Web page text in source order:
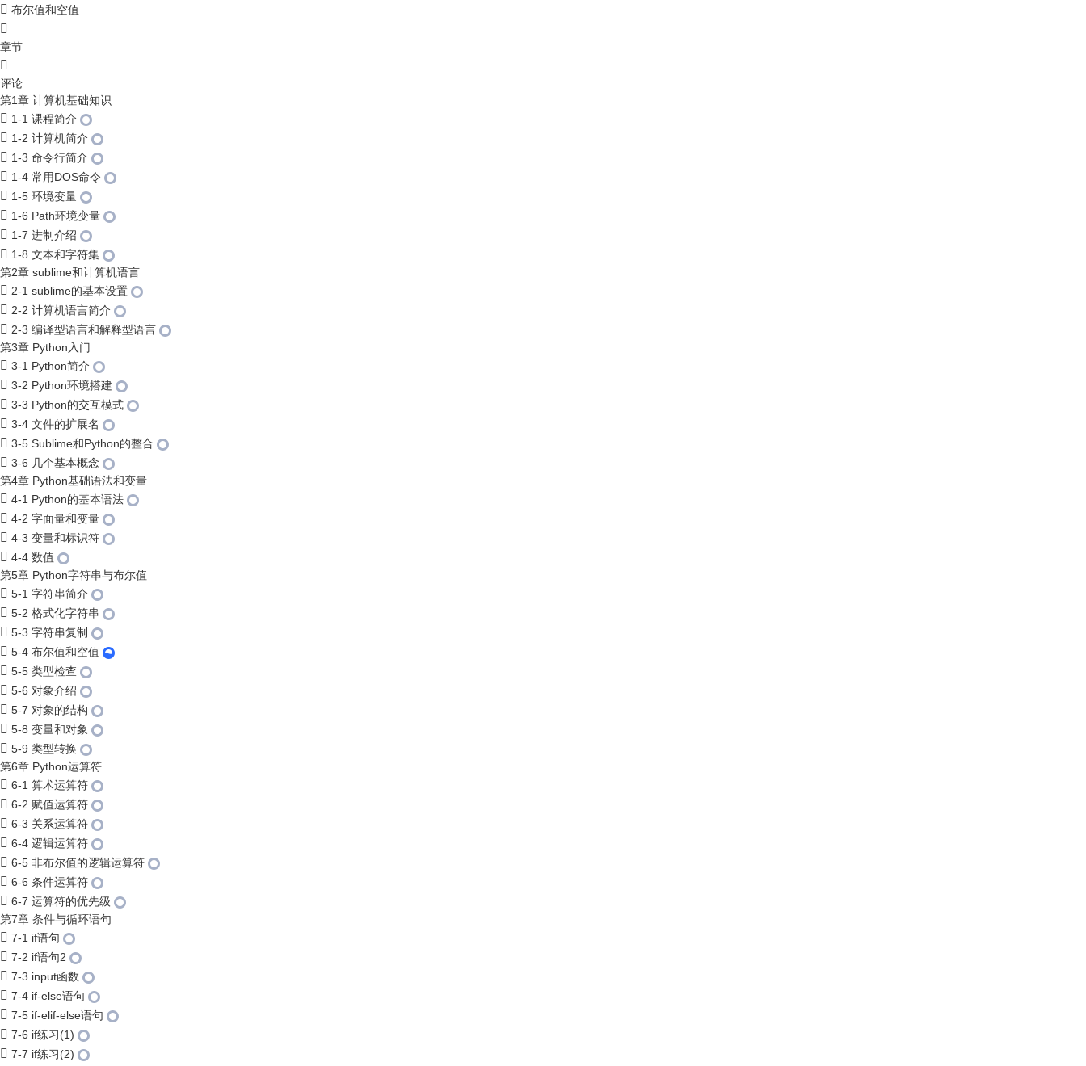
布尔值和空值
章节
评论
第1章 计算机基础知识
1-1 课程简介
1-2 计算机简介
1-3 命令行简介
1-4 常用DOS命令
1-5 环境变量
1-6 Path环境变量
1-7 进制介绍
1-8 文本和字符集
第2章 sublime和计算机语言
2-1 sublime的基本设置
2-2 计算机语言简介
2-3 编译型语言和解释型语言
第3章 Python入门
3-1 Python简介
3-2 Python环境搭建
3-3 Python的交互模式
3-4 文件的扩展名
3-5 Sublime和Python的整合
3-6 几个基本概念
第4章 Python基础语法和变量
4-1 Python的基本语法
4-2 字面量和变量
4-3 变量和标识符
4-4 数值
第5章 Python字符串与布尔值
5-1 字符串简介
5-2 格式化字符串
5-3 字符串复制
5-4 布尔值和空值
5-5 类型检查
5-6 对象介绍
5-7 对象的结构
5-8 变量和对象
5-9 类型转换
第6章 Python运算符
6-1 算术运算符
6-2 赋值运算符
6-3 关系运算符
6-4 逻辑运算符
6-5 非布尔值的逻辑运算符
6-6 条件运算符
6-7 运算符的优先级
第7章 条件与循环语句
7-1 if语句
7-2 if语句2
7-3 input函数
7-4 if-else语句
7-5 if-elif-else语句
7-6 if练习(1)
7-7 if练习(2)